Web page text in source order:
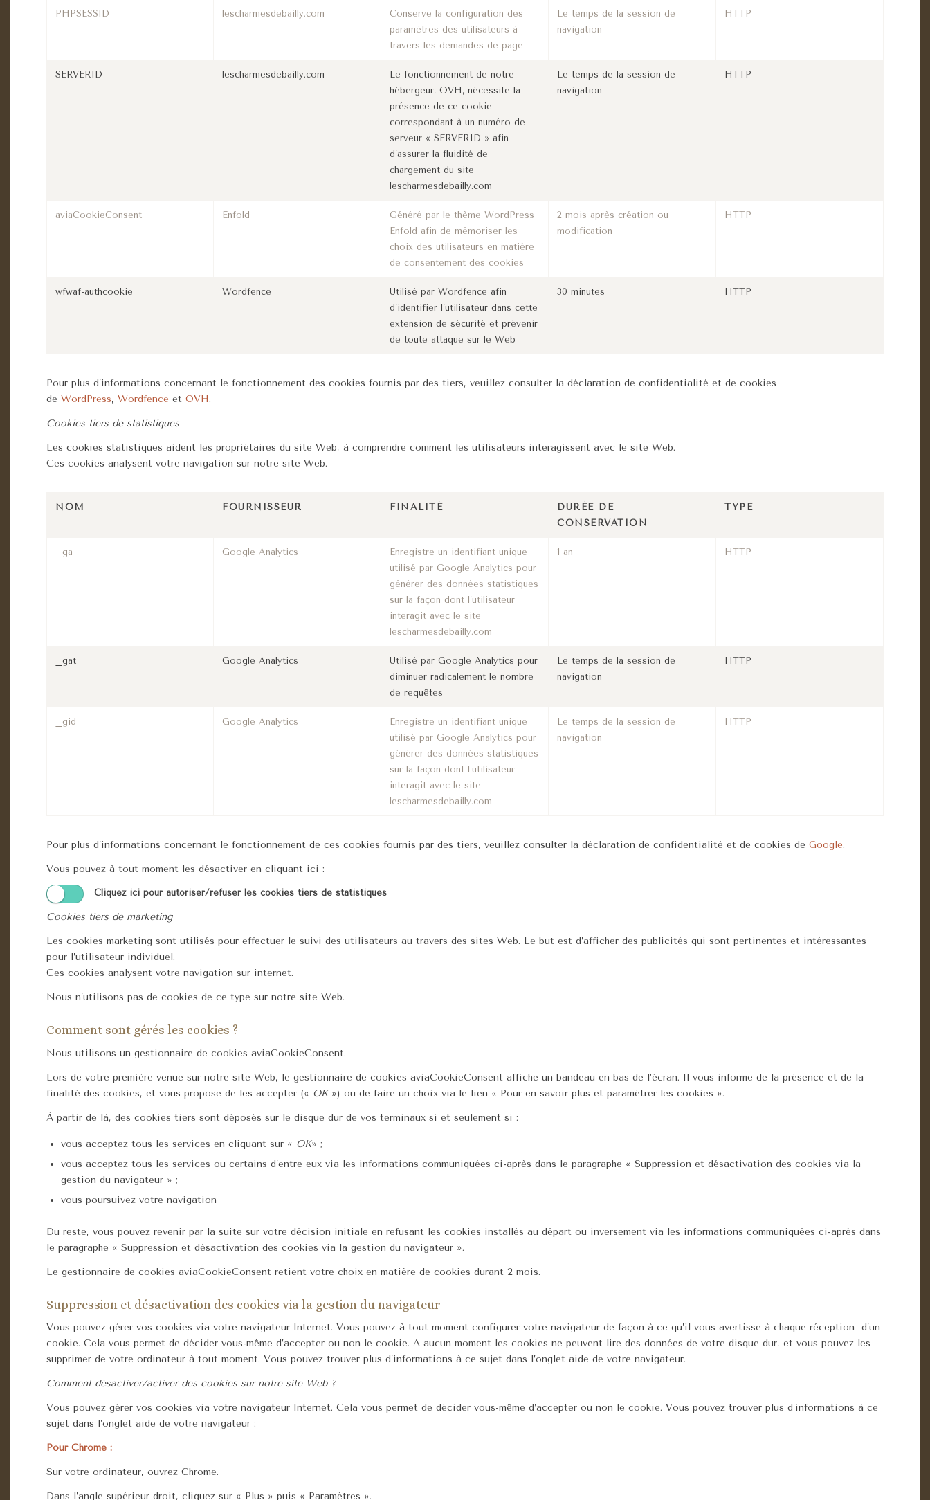
PHPSESSID lescharmesdebailly.com
Conserve la configuration des
paramètres des utilisateurs à
travers les demandes de page
Le temps de la session de
navigation
HTTP
SERVERID lescharmesdebailly.com
Le fonctionnement de notre
hébergeur, OVH, nécessite la
présence de ce cookie
correspondant à un numéro de
serveur « SERVERID » afin
d’assurer la fluidité de
chargement du site
lescharmesdebailly.com
Le temps de la session de
navigation
HTTP
aviaCookieConsent Enfold
Généré par le thème WordPress
Enfold afin de mémoriser les
choix des utilisateurs en matière
de consentement des cookies
2 mois après création ou
modification
HTTP
wfwaf-authcookie Wordfence
Utilisé par Wordfence afin
d’identifier l’utilisateur dans cette
extension de sécurité et prévenir
de toute attaque sur le Web
30 minutes HTTP
Pour plus d’informations concernant le fonctionnement des cookies fournis par des tiers, veuillez consulter la déclaration de confidentialité et de cookies
de WordPress, Wordfence et OVH.
Cookies tiers de statistiques
Les cookies statistiques aident les propriétaires du site Web, à comprendre comment les utilisateurs interagissent avec le site Web.
Ces cookies analysent votre navigation sur notre site Web.
NOM FOURNISSEUR FINALITÉ
DURÉE DE
CONSERVATION
TYPE
_ga Google Analytics
Enregistre un identifiant unique
utilisé par Google Analytics pour
générer des données statistiques
sur la façon dont l’utilisateur
interagit avec le site
lescharmesdebailly.com
1 an HTTP
_gat Google Analytics
Utilisé par Google Analytics pour
diminuer radicalement le nombre
de requêtes
Le temps de la session de
navigation
HTTP
_gid Google Analytics
Enregistre un identifiant unique
utilisé par Google Analytics pour
générer des données statistiques
sur la façon dont l’utilisateur
interagit avec le site
lescharmesdebailly.com
Le temps de la session de
navigation
HTTP
Pour plus d’informations concernant le fonctionnement de ces cookies fournis par des tiers, veuillez consulter la déclaration de confidentialité et de cookies de Google.
Vous pouvez à tout moment les désactiver en cliquant ici :
Cliquez ici pour autoriser/refuser les cookies tiers de statistiques
Cookies tiers de marketing
Les cookies marketing sont utilisés pour effectuer le suivi des utilisateurs au travers des sites Web. Le but est d’afficher des publicités qui sont pertinentes et intéressantes
pour l’utilisateur individuel.
Ces cookies analysent votre navigation sur internet.
Nous n’utilisons pas de cookies de ce type sur notre site Web.
Comment sont gérés les cookies ?
Nous utilisons un gestionnaire de cookies aviaCookieConsent.
Lors de votre première venue sur notre site Web, le gestionnaire de cookies aviaCookieConsent affiche un bandeau en bas de l’écran. Il vous informe de la présence et de la
finalité des cookies, et vous propose de les accepter (« OK») ou de faire un choix via le lien « Pour en savoir plus et paramétrer les cookies ».
À partir de là, des cookies tiers sont déposés sur le disque dur de vos terminaux si et seulement si :
vous acceptez tous les services en cliquant sur « OK» ;
vous acceptez tous les services ou certains d’entre eux via les informations communiquées ci-après dans le paragraphe « Suppression et désactivation des cookies via la
gestion du navigateur » ;
vous poursuivez votre navigation
Du reste, vous pouvez revenir par la suite sur votre décision initiale en refusant les cookies installés au départ ou inversement via les informations communiquées ci-après dans
le paragraphe « Suppression et désactivation des cookies via la gestion du navigateur ».
Le gestionnaire de cookies aviaCookieConsent retient votre choix en matière de cookies durant 2 mois.
Suppression et désactivation des cookies via la gestion du navigateur
Vous pouvez gérer vos cookies via votre navigateur Internet. Vous pouvez à tout moment configurer votre navigateur de façon à ce qu’il vous avertisse à chaque réception d’un
cookie. Cela vous permet de décider vous-même d’accepter ou non le cookie. A aucun moment les cookies ne peuvent lire des données de votre disque dur, et vous pouvez les
supprimer de votre ordinateur à tout moment. Vous pouvez trouver plus d’informations à ce sujet dans l’onglet aide de votre navigateur.
Comment désactiver/activer des cookies sur notre site Web ?
Vous pouvez gérer vos cookies via votre navigateur Internet. Cela vous permet de décider vous-même d’accepter ou non le cookie. Vous pouvez trouver plus d’informations à ce
sujet dans l’onglet aide de votre navigateur :
Pour Chrome :
Sur votre ordinateur, ouvrez Chrome.
Dans l’angle supérieur droit, cliquez sur « Plus » puis « Paramètres ».